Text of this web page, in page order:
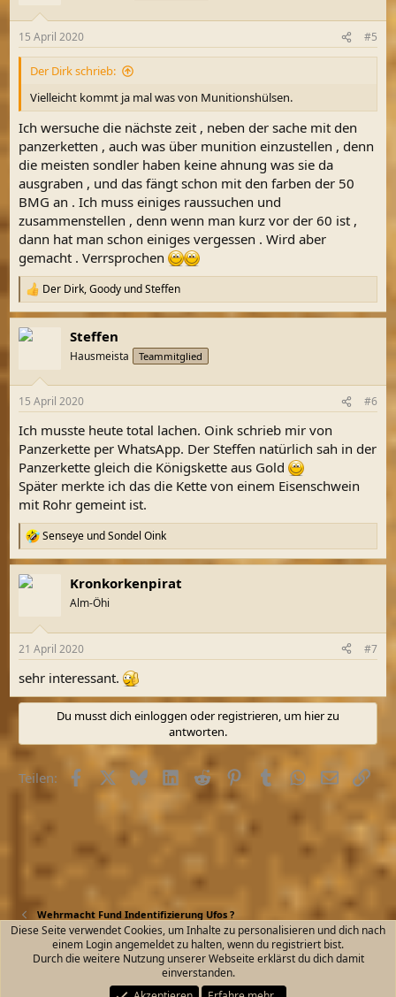
e
n
15 April 2020 #5
Der Dirk schrieb:
Vielleicht kommt ja mal was von Munitionshülsen.
Ich wersuche die nächste zeit , neben der sache mit den
panzerketten , auch was über munition einzustellen , denn
die meisten sondler haben keine ahnung was sie da
ausgraben , und das fängt schon mit den farben der 50
BMG an . Ich muss einiges raussuchen und
zusammenstellen , denn wenn man kurz vor der 60 ist ,
dann hat man schon einiges vergessen . Wird aber
gemacht . Verrsprochen
R
e
a
k
e
:
Der Dirk,Goody undSteffen
Steffen
Hausmeista Teammitglied
15 April 2020 #6
Ich musste heute total lachen. Oink schrieb mir von
Panzerkette per WhatsApp. Der Steffen natürlich sah in der
Panzerkette gleich die Königskette aus Gold
Später merkte ich das die Kette von einem Eisenschwein
mit Rohr gemeint ist.
R
e
a
k
e
:
Senseye undSondel Oink
Kronkorkenpirat
Alm-Öhi
21 April 2020 #7
sehr interessant.
Du musst dich einloggen oder registrieren, um hier zu
antworten.
Teilen: FacebookX (Twitter)
BlueskyLinkedIn
Reddit PinterestTumblrWhatsApp
E-MailLink
Wehrmacht Fund Indentifizierung Ufos ?
Kontakt Nutzungsbedingungen
Datenschutz
Start
R
S
Diese Seite verwendet Cookies, um Inhalte zu personalisieren und dich nach
einem Login angemeldet zu halten, wenn du registriert bist.
Durch die weitere Nutzung unserer Webseite erklärst du dich damit
einverstanden.